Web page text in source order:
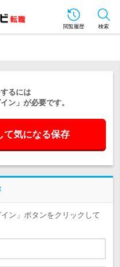
閲覧履歴 検索
るには
ン」が必要です。
て気になる保存
ン」ボタンをクリックして